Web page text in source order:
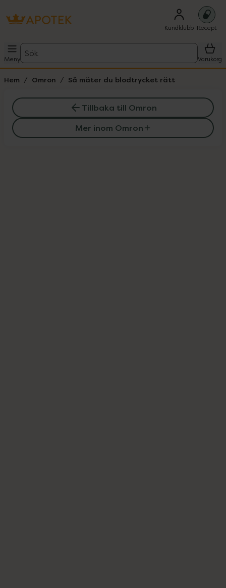
Kundklubb Recept
Meny
Sök
Varukorg
Hem Omron Så mäter du blodtrycket rätt
Tillbaka till Omron
Mer inom Omron